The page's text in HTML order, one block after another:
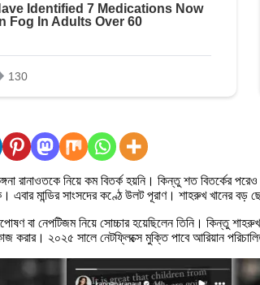
রানাওতকে নিয়ে কম বিতর্ক হয়নি। কিন্তু শত বিতর্কের পরেও
এবার মান্ডির সাংসদের কণ্ঠে উলট পূরাণ। শাহরুখ খানের বড়
বা নেপটিজম নিয়ে সোচ্চার হয়েছিলেন তিনি। কিন্তু
করার। ২০২৫ সালে নেটফ্লিক্সে মুক্তি পাবে আরিয়ান